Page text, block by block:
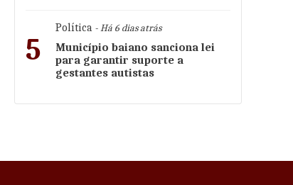
5
Política - Há 6 dias atrás
Município baiano sanciona lei
para garantir suporte a
gestantes autistas